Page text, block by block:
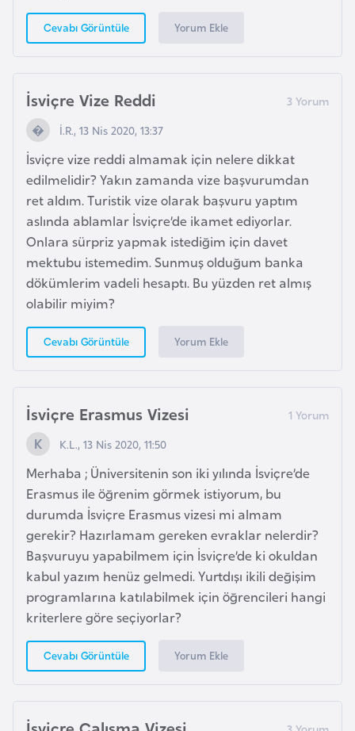
Cevabı Görüntüle Yorum Ekle
İsviçre Vize Reddi
İ.R., 13 Nis 2020, 13:37
İsviçre vize reddi almamak için nelere dikkat
edilmelidir? Yakın zamanda vize başvurumdan
ret aldım. Turistik vize olarak başvuru yaptım
aslında ablamlar İsviçre’de ikamet ediyorlar.
Onlara sürpriz yapmak istediğim için davet
mektubu istemedim. Sunmuş olduğum banka
dökümlerim vadeli hesaptı. Bu yüzden ret almış
olabilir miyim?
Cevabı Görüntüle Yorum Ekle
İsviçre Erasmus Vizesi
K.L., 13 Nis 2020, 11:50
Merhaba ; Üniversitenin son iki yılında İsviçre’de
Erasmus ile öğrenim görmek istiyorum, bu
durumda İsviçre Erasmus vizesi mi almam
gerekir? Hazırlamam gereken evraklar nelerdir?
Başvuruyu yapabilmem için İsviçre’de ki okuldan
kabul yazım henüz gelmedi. Yurtdışı ikili değişim
programlarına katılabilmek için öğrencileri hangi
kriterlere göre seçiyorlar?
Cevabı Görüntüle Yorum Ekle
i
a
n
H
o
l
l
a
n
d
n
g
i
l
t
e
r
e
I
r
a
k
İ
r
l